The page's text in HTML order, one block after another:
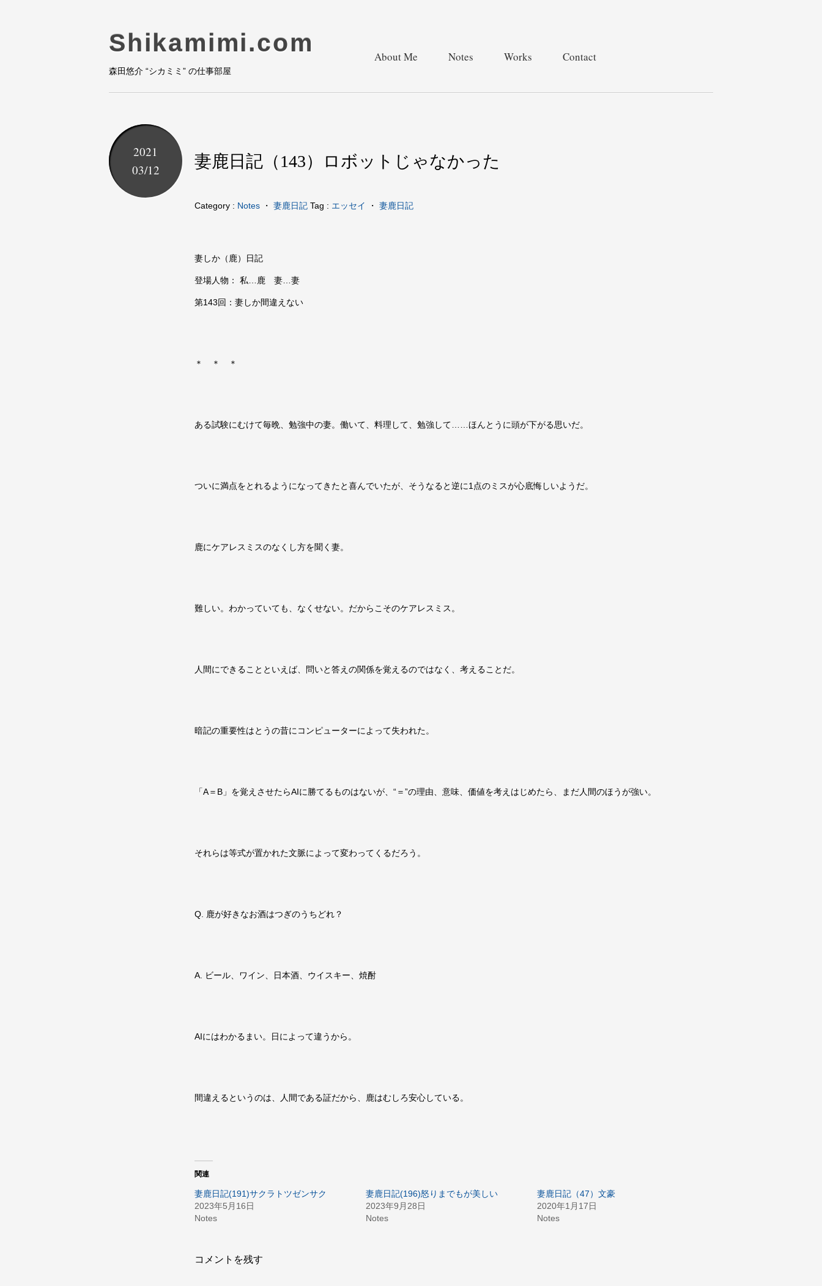
Shikamimi.com
森田悠介 “シカミミ” の仕事部屋
About Me Notes Works Contact
妻鹿日記（143）ロボットじゃなかった
2021
03/12
Category : Notes ・ 妻鹿日記 Tag : エッセイ ・ 妻鹿日記
妻しか（鹿）日記
登場人物： 私…鹿 妻…妻
第143回：妻しか間違えない
＊ ＊ ＊
ある試験にむけて毎晩、勉強中の妻。働いて、料理して、勉強して……ほんとうに頭が下がる思いだ。
ついに満点をとれるようになってきたと喜んでいたが、そうなると逆に1点のミスが心底悔しいようだ。
鹿にケアレスミスのなくし方を聞く妻。
難しい。わかっていても、なくせない。だからこそのケアレスミス。
人間にできることといえば、問いと答えの関係を覚えるのではなく、考えることだ。
暗記の重要性はとうの昔にコンピューターによって失われた。
「A＝B」を覚えさせたらAIに勝てるものはないが、“＝”の理由、意味、価値を考えはじめたら、まだ人間のほうが強い。
それらは等式が置かれた文脈によって変わってくるだろう。
Q. 鹿が好きなお酒はつぎのうちどれ？
A. ビール、ワイン、日本酒、ウイスキー、焼酎
AIにはわかるまい。日によって違うから。
間違えるというのは、人間である証だから、鹿はむしろ安心している。
関連
妻鹿日記(191)サクラトツゼンサク
2023年5月16日
Notes
妻鹿日記(196)怒りまでもが美しい
2023年9月28日
Notes
妻鹿日記（47）文豪
2020年1月17日
Notes
コメントを残す